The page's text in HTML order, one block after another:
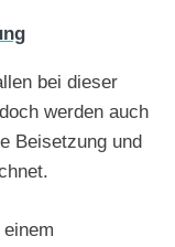
bei dieser
werden auch
Beisetzung und